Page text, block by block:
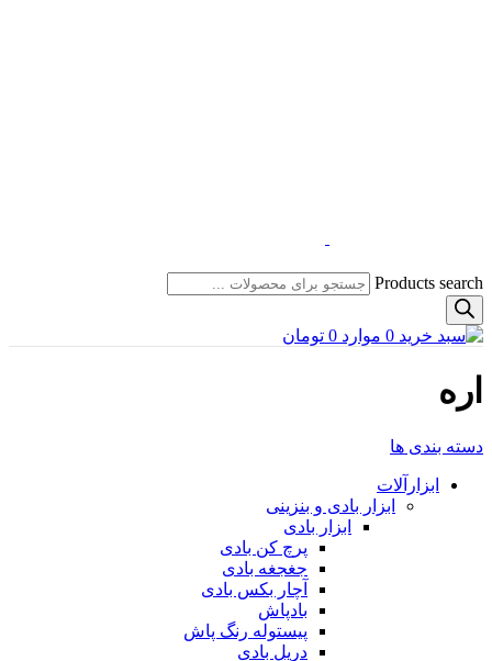
Products search
0 موارد 0 تومان
اره
دسته بندی ها
ابزارآلات
ابزار بادی و بنزینی
ابزار بادی
پرچ کن بادی
جغجغه بادی
آچار بکس بادی
بادپاش
پیستوله رنگ پاش
دریل بادی